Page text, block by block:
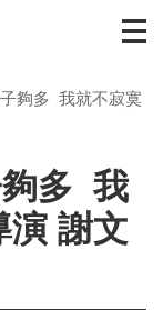
夠多 我就不寂寞
夠多 我
謝文